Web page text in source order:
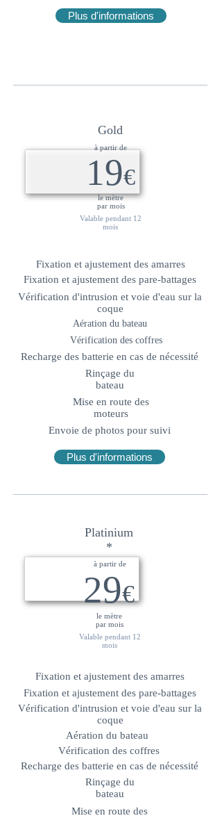
Plus d'informations
Gold
19€
le mètre
par mois
à partir de
Valable pendant 12
mois
Fixation et ajustement des amarres
Fixation et ajustement des pare-battages
Vérification d'intrusion et voie d'eau sur la
coque
Aération du bateau
Vérification des coffres
Recharge des batterie en cas de nécessité
Rinçage du
bateau
Mise en route des
moteurs
Envoie de photos pour suivi
Plus d'informations
Valable pendant 12
mois
à partir de
le mètre
par mois
29€
Platinium
*
Fixation et ajustement des amarres
Fixation et ajustement des pare-battages
Vérification d'intrusion et voie d'eau sur la
coque
Aération du bateau
Vérification des coffres
Recharge des batterie en cas de nécessité
Rinçage du
bateau
Mise en route des